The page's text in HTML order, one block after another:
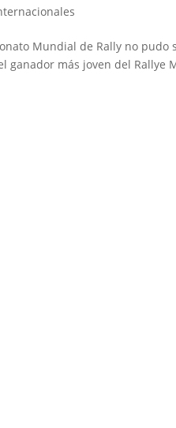
Mundial de Rally no
más joven del Rallye